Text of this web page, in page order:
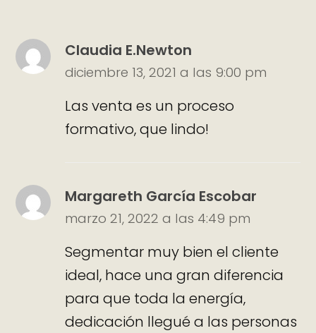
Claudia E.Newton
diciembre 13, 2021 a las 9:00 pm
Las venta es un proceso
formativo, que lindo!
Margareth García Escobar
marzo 21, 2022 a las 4:49 pm
Segmentar muy bien el cliente
ideal, hace una gran diferencia
para que toda la energía,
dedicación llegué a las personas